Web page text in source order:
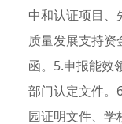
中和认证项目
质量发展支持
函。5.申报能效
部门认定文件。
园证明文件、